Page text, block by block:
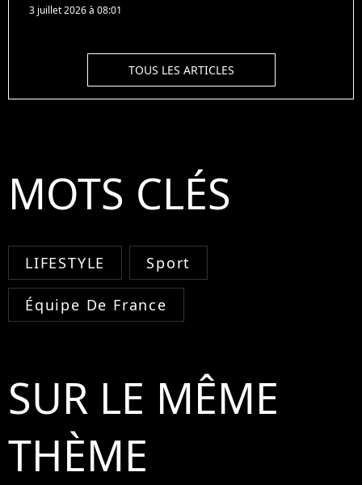
3 juillet 2026 à 08:01
TOUS LES ARTICLES
MOTS CLÉS
LIFESTYLE Sport
Équipe De France
SUR LE MÊME
THÈME